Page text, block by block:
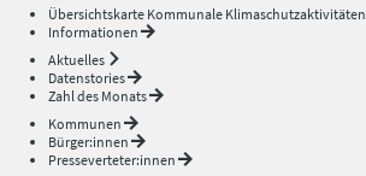
Übersichtskarte Kommunale Klimaschutzaktivitäten
Informationen
Aktuelles
Datenstories
Zahl des Monats
Kommunen
Bürger:innen
Presseverteter:innen